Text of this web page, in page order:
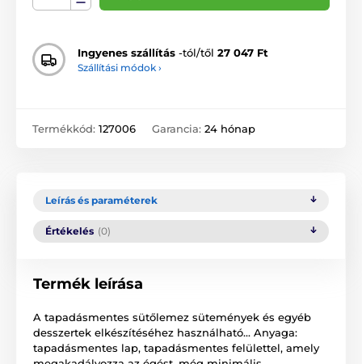
Ingyenes szállítás -tól/től 27 047 Ft
Szállítási módok ›
Termékkód: 127006 Garancia: 24 hónap
Leírás és paraméterek
Értékelés (0)
Termék leírása
A tapadásmentes sütőlemez sütemények és egyéb
desszertek elkészítéséhez használható... Anyaga:
tapadásmentes lap, tapadásmentes felülettel, amely